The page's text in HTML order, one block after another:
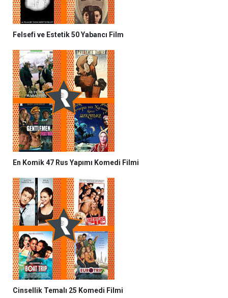
Felsefi ve Estetik 50 Yabancı Film
En Komik 47 Rus Yapımı Komedi Filmi
Cinsellik Temalı 25 Komedi Filmi